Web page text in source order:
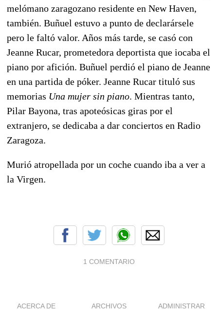
melómano zaragozano residente en New Haven,
también. Buñuel estuvo a punto de declarársele
pero le faltó valor. Años más tarde, se casó con
Jeanne Rucar, prometedora deportista que iocaba el
piano por afición. Buñuel perdió el piano de Jeanne
en una partida de póker. Jeanne Rucar tituló sus
memorias Una mujer sin piano. Mientras tanto,
Pilar Bayona, tras apoteósicas giras por el
extranjero, se dedicaba a dar conciertos en Radio
Zaragoza.
Murió atropellada por un coche cuando iba a ver a
la Virgen.
1 COMENTARIO
ACERCA DE ARCHIVOS ADMINISTRAR